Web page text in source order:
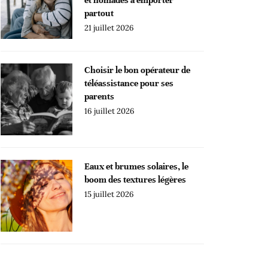
partout
21 juillet 2026
Choisir le bon opérateur de
téléassistance pour ses
parents
16 juillet 2026
Eaux et brumes solaires, le
boom des textures légères
15 juillet 2026